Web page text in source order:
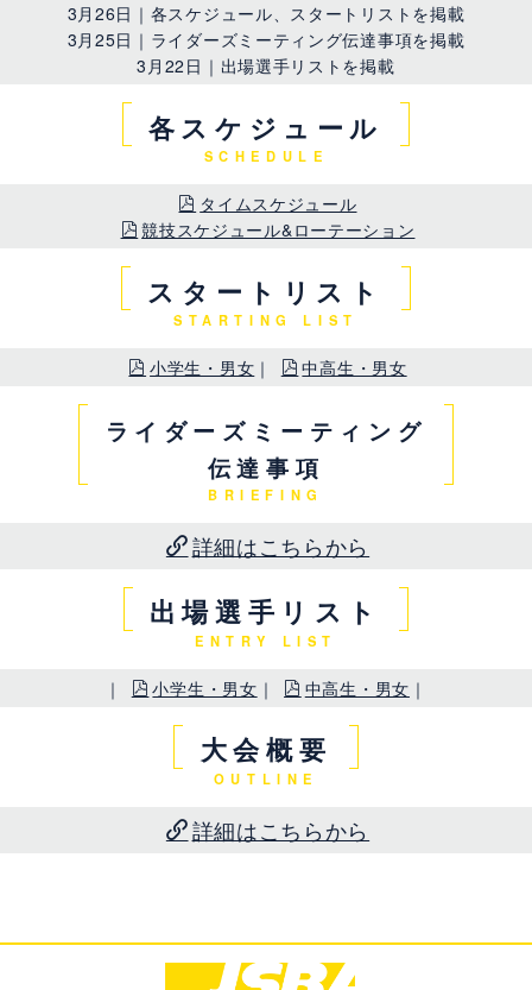
3月26日｜各スケジュール、スタートリストを掲載
3月25日｜ライダーズミーティング伝達事項を掲載
3月22日｜出場選手リストを掲載
各スケジュール
SCHEDULE
タイムスケジュール
競技スケジュール&ローテーション
スタートリスト
STARTING LIST
小学生・男女 ｜ 中高生・男女
ライダーズミーティング
伝達事項
BRIEFING
詳細はこちらから
出場選手リスト
ENTRY LIST
｜ 小学生・男女 ｜ 中高生・男女 ｜
大会概要
OUTLINE
詳細はこちらから